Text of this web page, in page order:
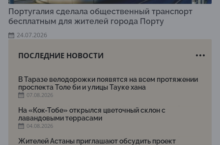
Португалия сделала общественный транспорт
бесплатным для жителей города Порту
24.07.2026
ПОСЛЕДНИЕ НОВОСТИ
В Таразе велодорожки появятся на всем протяжении
проспекта Толе би и улицы Тауке хана
07.08.2026
На «Кок-Тобе» открылся цветочный склон с
лавандовыми террасами
04.08.2026
Жителей Астаны приглашают обсудить проект